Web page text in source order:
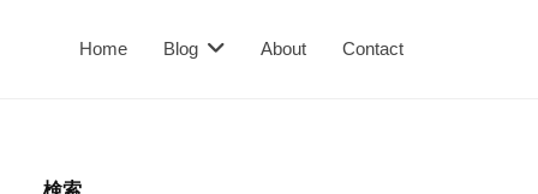
Home Blog About Contact
検索